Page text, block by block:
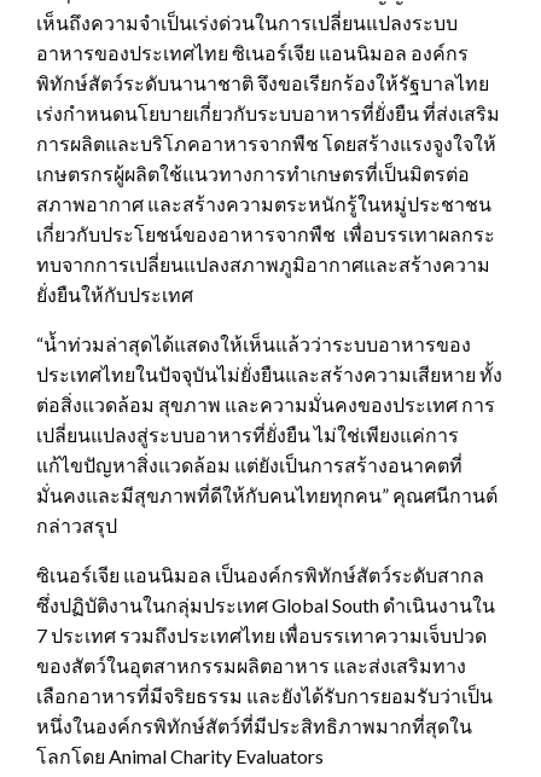
เห็นถึงความจำเป็นเร่งด่วนในการเปลี่ยนแปลงระบบ
อาหารของประเทศไทย ซิเนอร์เจีย แอนนิมอล องค์กร
พิทักษ์สัตว์ระดับนานาชาติ จึงขอเรียกร้องให้รัฐบาลไทย
เร่งกำหนดนโยบายเกี่ยวกับระบบอาหารที่ยั่งยืน ที่ส่งเสริม
การผลิตและบริโภคอาหารจากพืช โดยสร้างแรงจูงใจให้
เกษตรกรผู้ผลิตใช้แนวทางการทำเกษตรที่เป็นมิตรต่อ
สภาพอากาศ และสร้างความตระหนักรู้ในหมู่ประชาชน
เกี่ยวกับประโยชน์ของอาหารจากพืช เพื่อบรรเทาผลกระ
ทบจากการเปลี่ยนแปลงสภาพภูมิอากาศและสร้างความ
ยั่งยืนให้กับประเทศ
“น้ำท่วมล่าสุดได้แสดงให้เห็นแล้วว่าระบบอาหารของ
ประเทศไทยในปัจจุบันไม่ยั่งยืนและสร้างความเสียหาย ทั้ง
ต่อสิ่งแวดล้อม สุขภาพ และความมั่นคงของประเทศ การ
เปลี่ยนแปลงสู่ระบบอาหารที่ยั่งยืน ไม่ใช่เพียงแค่การ
แก้ไขปัญหาสิ่งแวดล้อม แต่ยังเป็นการสร้างอนาคตที่
มั่นคงและมีสุขภาพที่ดีให้กับคนไทยทุกคน” คุณศนีกานต์
กล่าวสรุป
ซิเนอร์เจีย แอนนิมอล เป็นองค์กรพิทักษ์สัตว์ระดับสากล
ซึ่งปฏิบัติงานในกลุ่มประเทศ Global South ดำเนินงานใน
7 ประเทศ รวมถึงประเทศไทย เพื่อบรรเทาความเจ็บปวด
ของสัตว์ในอุตสาหกรรมผลิตอาหาร และส่งเสริมทาง
เลือกอาหารที่มีจริยธรรม และยังได้รับการยอมรับว่าเป็น
หนึ่งในองค์กรพิทักษ์สัตว์ที่มีประสิทธิภาพมากที่สุดใน
โลกโดย Animal Charity Evaluators